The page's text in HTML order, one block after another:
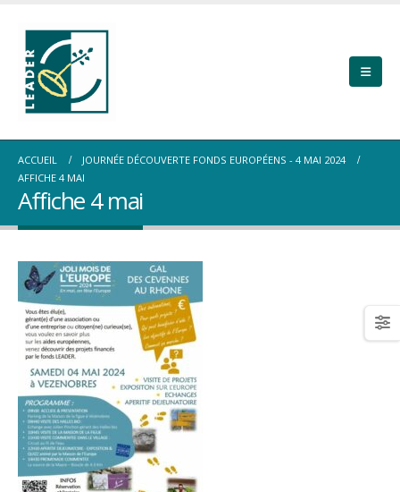
ACCUEIL
JOURNÉE DÉCOUVERTE FONDS EUROPÉENS - 4 MAI 2024
AFFICHE 4 MAI
Affiche 4 mai